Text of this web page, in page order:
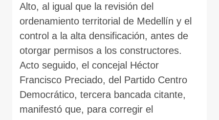
Alto, al igual que la revisión del
ordenamiento territorial de Medellín y el
control a la alta densificación, antes de
otorgar permisos a los constructores.
Acto seguido, el concejal Héctor
Francisco Preciado, del Partido Centro
Democrático, tercera bancada citante,
manifestó que, para corregir el